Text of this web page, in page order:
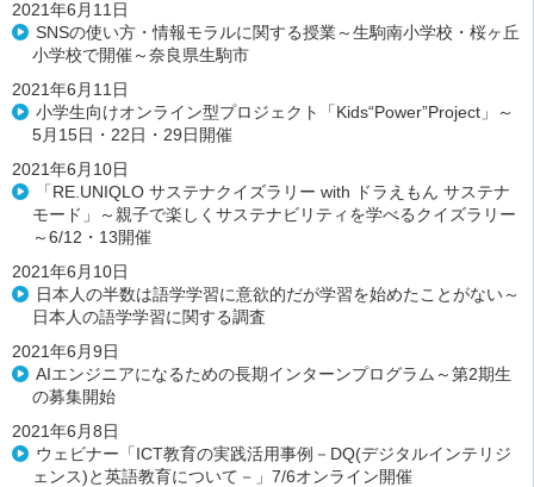
2021年6月11日
SNSの使い方・情報モラルに関する授業～生駒南小学校・桜ヶ丘
小学校で開催～奈良県生駒市
2021年6月11日
小学生向けオンライン型プロジェクト「Kids“Power”Project」～
5月15日・22日・29日開催
2021年6月10日
「RE.UNIQLO サステナクイズラリー with ドラえもん サステナ
モード」～親子で楽しくサステナビリティを学べるクイズラリー
～6/12・13開催
2021年6月10日
日本人の半数は語学学習に意欲的だが学習を始めたことがない～
日本人の語学学習に関する調査
2021年6月9日
AIエンジニアになるための長期インターンプログラム～第2期生
の募集開始
2021年6月8日
ウェビナー「ICT教育の実践活用事例－DQ(デジタルインテリジ
ェンス)と英語教育について－」7/6オンライン開催